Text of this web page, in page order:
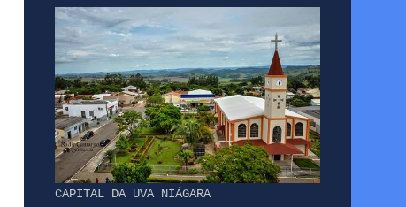
CAPITAL DA UVA NIÁGARA